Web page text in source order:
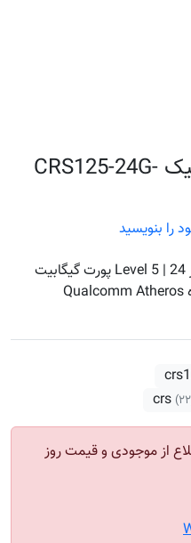
کلود روتر سوئیچ میکروتیک CRS125-24G-
را بنویسید
دستگاه رومیزی | RouterOS با مجوز Level 5 | 24 پورت گیگابیت
اترنت | یک پورت فیبر نوری | پردازنده Qualcomm Atheros
از موجودی و قیمت روز